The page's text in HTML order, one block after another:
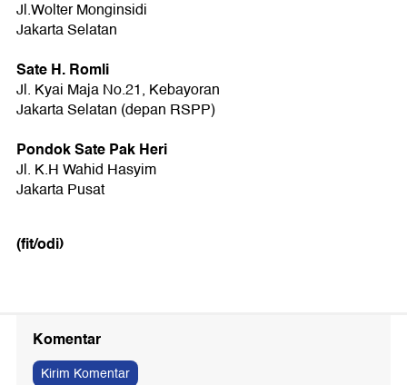
Jl.Wolter Monginsidi
Jakarta Selatan
Sate H. Romli
Jl. Kyai Maja No.21, Kebayoran
Jakarta Selatan (depan RSPP)
Pondok Sate Pak Heri
Jl. K.H Wahid Hasyim
Jakarta Pusat
(fit/odi)
Komentar
Kirim Komentar